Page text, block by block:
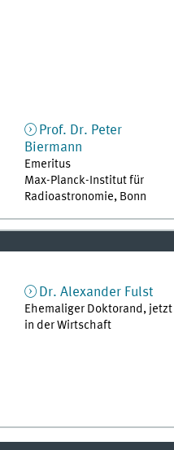
Prof. Dr. Peter
Biermann
Emeritus
Max-Planck-Institut für
Radioastronomie, Bonn
Dr. Alexander Fulst
Ehemaliger Doktorand, jetzt
in der Wirtschaft